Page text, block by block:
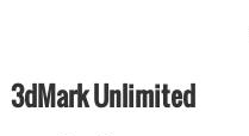
3dMark Unlimited